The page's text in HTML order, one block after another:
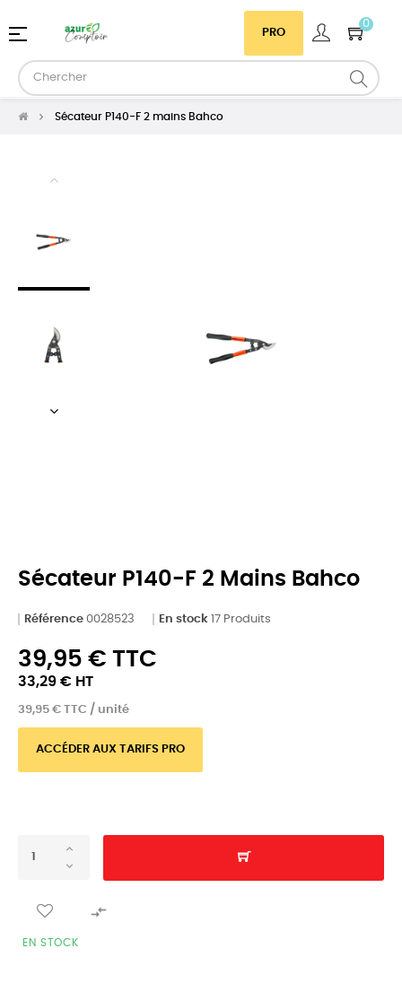
PRO
0
Basculer
navigation
☰
Sécateur P140-F 2 mains Bahco
Sécateur P140-F 2 Mains Bahco
Référence 0028523 En stock 17 Produits
39,95 € TTC
33,29 € HT
39,95 € TTC / unité
ACCÉDER AUX TARIFS PRO

EN STOCK